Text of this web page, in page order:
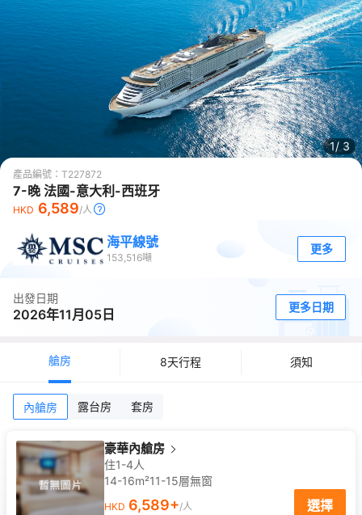
1/3
產品編號： T227872
7-晚 法國-意大利-西班牙
HKD 6,589/人
海平線號
153,516噸
更多
出發日期
2026年11月05日 更多日期
艙房 8天行程 須知
內艙房 露台房 套房
豪華內艙房
住1-4人
14-16m²11-15層無窗
HKD 6,589+/人 選擇